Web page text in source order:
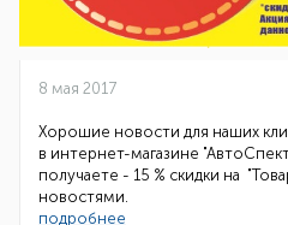
8 мая 2017
Хорошие новости для наших
в интернет-магазине
получаете - 15 % скидки на
новостями.
подробнее